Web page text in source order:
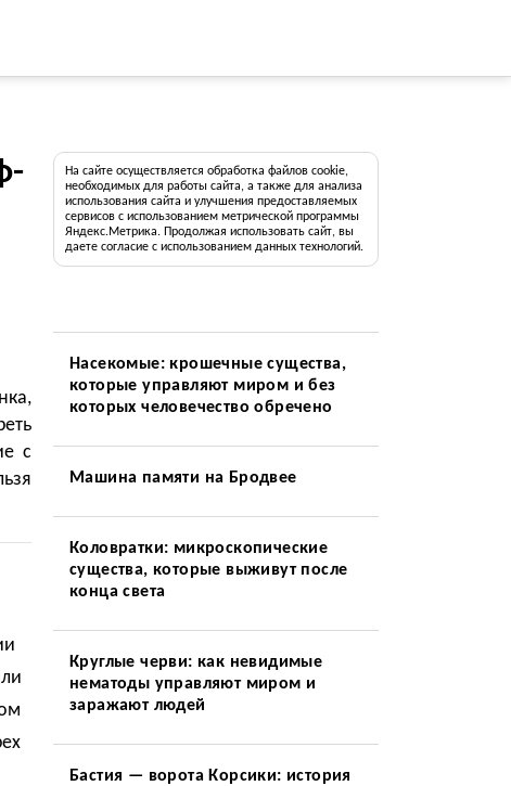
с
На сайте осуществляется обработка файлов cookie,
необходимых для работы сайта, а также для анализа
использования сайта и улучшения предоставляемых
сервисов с использованием метрической программы
Яндекс.Метрика. Продолжая использовать сайт, вы
даете согласие с использованием данных технологий.
Насекомые: крошечные существа,
которые управляют миром и без
которых человечество обречено
Машина памяти на Бродвее
Коловратки: микроскопические
существа, которые выживут после
конца света
Круглые черви: как невидимые
нематоды управляют миром и
заражают людей
Бастия — ворота Корсики: история